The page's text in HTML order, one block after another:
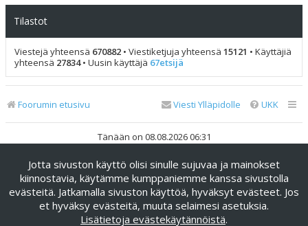
Tilastot
Viestejä yhteensä 670882 • Viestiketjuja yhteensä 15121 • Käyttäjiä
yhteensä 27834• Uusin käyttäjä 67etsijä
Foorumin etusivu UKK
Viesti Ylläpidolle
Tänään on 08.08.2026 06:31
Keskustelufoorumin ohjelmistophpBB® Forum Software ©
phpBB Limited
Käännös: phpBB Suomi (lurttinen, harritapio, Pettis)
phpBB Metro Theme byPixelGoose Studio
Jotta sivuston käyttö olisi sinulle sujuvaa ja mainokset
kiinnostavia, käytämme kumppaniemme kanssa sivustolla
evästeitä. Jatkamalla sivuston käyttöä, hyväksyt evästeet. Jos
et hyväksy evästeitä, muuta selaimesi asetuksia.
Lisätietoja evästekäytännöistä.